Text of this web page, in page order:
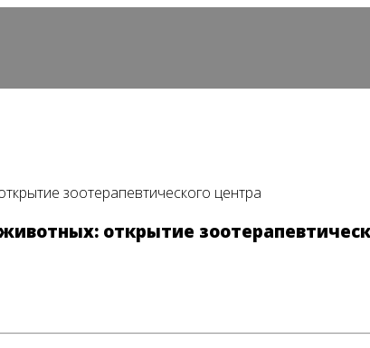
зоотерапевтического центра
открытие